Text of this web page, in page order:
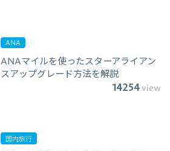
ANA
ANAマイルを使ったスターアライアン
スアップグレード方法を解説
14254view
国内旅行